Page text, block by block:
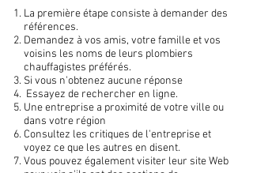
La première étape consiste à demander des
références.
Demandez à vos amis, votre famille et vos
voisins les noms de leurs plombiers
chauffagistes préférés.
Si vous n'obtenez aucune réponse
Essayez de rechercher en ligne.
Une entreprise a proximité de votre ville ou
dans votre région
Consultez les critiques de l'entreprise et
voyez ce que les autres en disent.
Vous pouvez également visiter leur site Web